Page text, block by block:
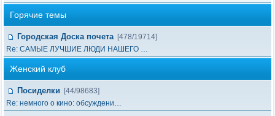
Горячие темы
Городская Доска почета [478/19714]
Re: САМЫЕ ЛУЧШИЕ ЛЮДИ НАШЕГО …
Женский клуб
Посиделки
[44/98683]
Re: немного о кино: обсуждени…